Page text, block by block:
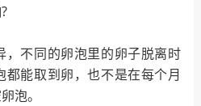
不同的卵泡里的卵子脱离时
都能取到卵，也不是在每个月
泡。